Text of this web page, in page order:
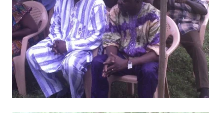
BILD ANZEIGEN